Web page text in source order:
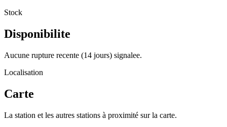
Stock
Disponibilite
Aucune rupture recente (14 jours) signalee.
Localisation
Carte
La station et les autres stations à proximité sur la carte.